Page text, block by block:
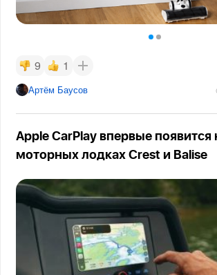
9 1
Артём Баусов
Apple CarPlay впервые появится
моторных лодках Crest и Balise